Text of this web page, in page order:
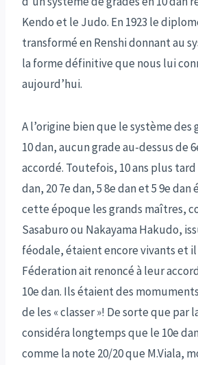
Kendo et le Judo. En 1923 le
transformé en Renshi donnant au
la forme définitive que nous lui
aujourd’hui.
A l’origine bien que le système
10 dan, aucun grade au-dessus de
accordé. Toutefois, 10 ans plus tard
dan, 20 7e dan, 5 8e dan et 5 9e
cette époque les grands maîtres,
Sasaburo ou Nakayama Hakudo,
féodale, étaient encore vivants et
Féderation ait renoncé à leur
10e dan. Ils étaient des
de les « classer »! De sorte que par
considéra longtemps que le 10e
comme la note 20/20 que M.Viala,